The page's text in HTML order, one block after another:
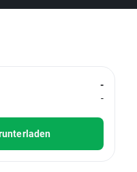
-
-